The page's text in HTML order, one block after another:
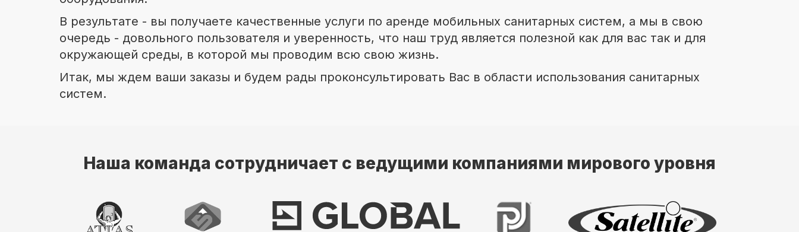
В результате - вы получаете качественные услуги по аренде мобильных санитарных систем, а мы в свою
очередь - довольного пользователя и уверенность, что наш труд является полезной как для вас так и для
окружающей среды, в которой мы проводим всю свою жизнь.
Итак, мы ждем ваши заказы и будем рады проконсультировать Вас в области использования санитарных
систем.
Наша команда сотрудничает с ведущими компаниями мирового уровня